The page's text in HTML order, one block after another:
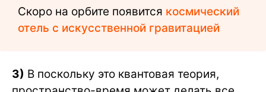
Скоро на орбите появится космический
отель с искусственной гравитацией
3) B поскольку это квантовая теория,